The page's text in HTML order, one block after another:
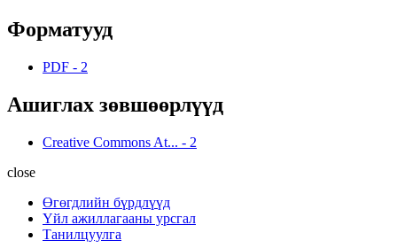
Форматууд
PDF - 2
Ашиглах зөвшөөрлүүд
Creative Commons At... - 2
close
Өгөгдлийн бүрдлүүд
Үйл ажиллагааны урсгал
Танилцуулга